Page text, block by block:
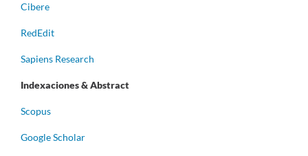
Cibere
RedEdit
Sapiens Research
Indexaciones & Abstract
Scopus
Google Scholar